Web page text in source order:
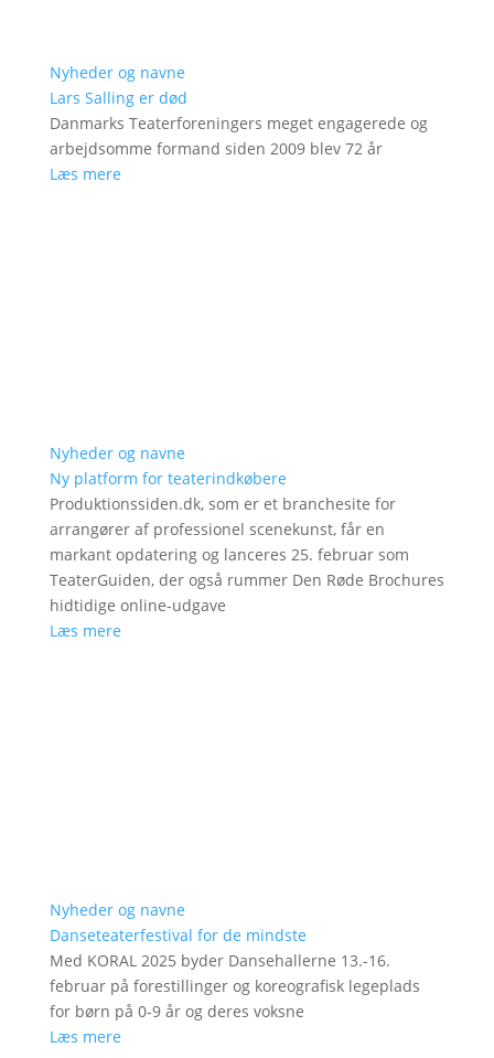
Nyheder og navne
Lars Salling er død
Danmarks Teaterforeningers meget engagerede og
arbejdsomme formand siden 2009 blev 72 år
Læs mere
Nyheder og navne
Ny platform for teaterindkøbere
Produktionssiden.dk, som er et branchesite for
arrangører af professionel scenekunst, får en
markant opdatering og lanceres 25. februar som
TeaterGuiden, der også rummer Den Røde Brochures
hidtidige online-udgave
Læs mere
Nyheder og navne
Danseteaterfestival for de mindste
Med KORAL 2025 byder Dansehallerne 13.-16.
februar på forestillinger og koreografisk legeplads
for børn på 0-9 år og deres voksne
Læs mere